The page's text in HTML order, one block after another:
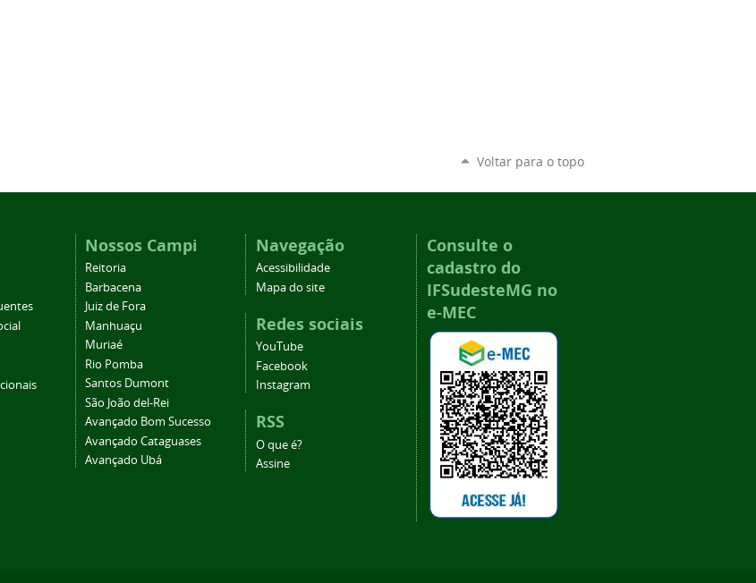
Voltar para o topo
Nossos Campi
Reitoria
Barbacena
Juiz de Fora
Manhuaçu
Muriaé
Rio Pomba
Santos Dumont
São João del-Rei
Avançado Bom Sucesso
Avançado Cataguases
Avançado Ubá
Navegação
Acessibilidade
Mapa do site
Redes sociais
YouTube
Facebook
Instagram
RSS
O que é?
Assine
Consulte o
cadastro do
IFSudesteMG no
e-MEC